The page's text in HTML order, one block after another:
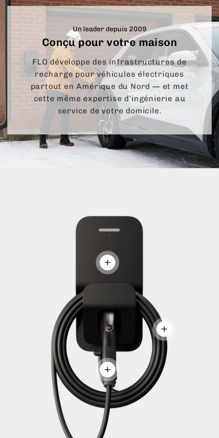
Support de câble amovible et câble de 25 pi pour
une installation flexible et une utilisation
pratique selon votre espace.
Un leader depuis 2009
Conçu pour votre maison
FLO développe des infrastructures de
recharge pour véhicules électriques
partout en Amérique du Nord — et met
cette même expertise d’ingénierie au
service de votre domicile.